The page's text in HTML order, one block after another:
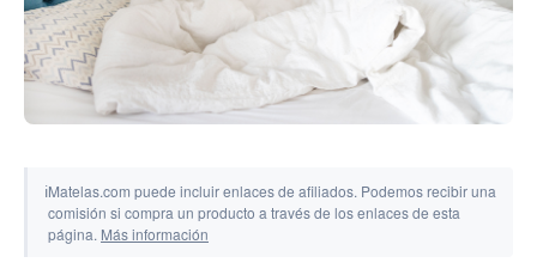
ℹMatelas.com puede incluir enlaces de afiliados. Podemos recibir una
comisión si compra un producto a través de los enlaces de esta
página. Más información